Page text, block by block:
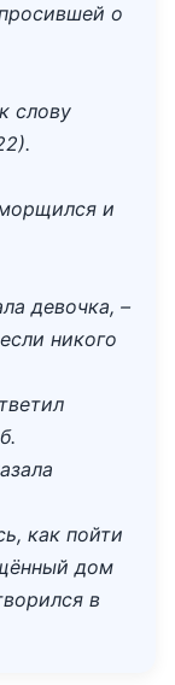
о
слову
и
девочка, –
никого
как пойти
дом
в